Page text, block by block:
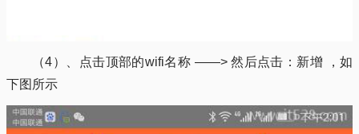
（4）、点击顶部的wifi名称 ——> 然后点击：新增 ，如
下图所示